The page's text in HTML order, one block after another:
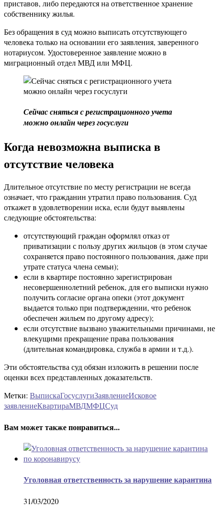
приставов, либо передаются на ответственное хранение
собственнику жилья.
Без обращения в суд можно выписать отсутствующего
человека только на основании его заявления, заверенного
нотариусом. Удостоверенное заявление можно в
миграционный отдел МВД или МФЦ.
Сейчас сняться с регистрационного учета
можно онлайн через госуслуги
Когда невозможна выписка в
отсутствие человека
Длительное отсутствие по месту регистрации не всегда
означает, что гражданин утратил право пользования. Суд
откажет в удовлетворении иска, если будут выявлены
следующие обстоятельства:
отсутствующий граждан оформлял отказ от
приватизации с пользу других жильцов (в этом случае
сохраняется право постоянного пользования, даже при
утрате статуса члена семьи);
если в квартире постоянно зарегистрирован
несовершеннолетний ребенок, для его выписки нужно
получить согласие органа опеки (этот документ
выдается только при подтверждении, что ребенок
обеспечен жильем по другому адресу);
если отсутствие вызвано уважительными причинами, не
влекущими прекращение права пользования
(длительная командировка, служба в армии и т.д.).
Эти обстоятельства суд обязан изложить в решении после
оценки всех представленных доказательств.
Метки: ВыпискаГосуслугиЗаявлениеИсковое
заявлениеКвартираМВДМФЦСуд
Вам может также понравиться...
Уголовная ответственность за нарушение карантина
31/03/2020